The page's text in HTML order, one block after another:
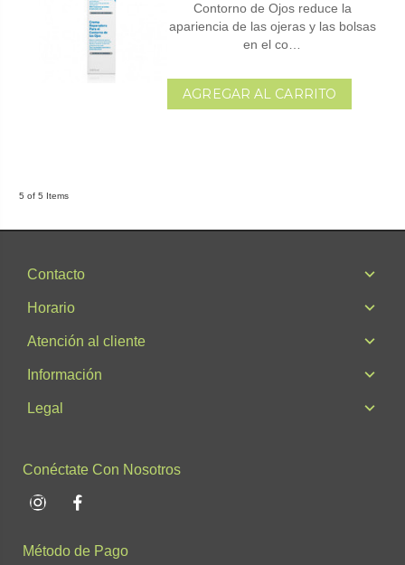
Contorno de Ojos reduce la
apariencia de las ojeras y las bolsas
en el co…
AGREGAR AL CARRITO
5 of 5 Items
Contacto
Horario
Atención al cliente
Información
Legal
Conéctate Con Nosotros
InstagramFacebook
Método de Pago